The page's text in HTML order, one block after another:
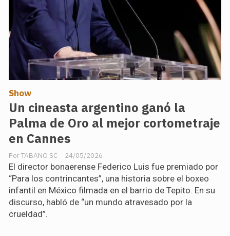
Un cineasta argentino ganó la
Palma de Oro al mejor cortometraje
en Cannes
TABANO SC
Show
24/05/2026
El director bonaerense Federico Luis fue premiado por
“Para los contrincantes”, una historia sobre el boxeo
infantil en México filmada en el barrio de Tepito. En su
discurso, habló de “un mundo atravesado por la
crueldad”.